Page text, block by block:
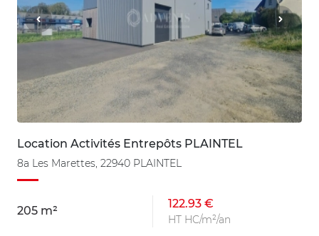
Location Activités Entrepôts PLAINTEL
8a Les Marettes, 22940 PLAINTEL
205 m²
122.93 €
HT HC/m²/an